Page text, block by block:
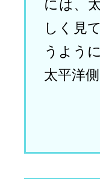
には、
しく見
うよう
太平洋